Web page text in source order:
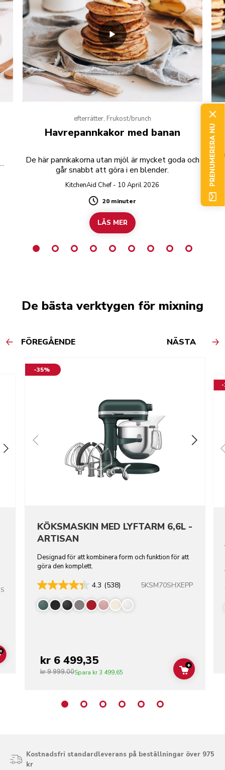
efterrätter, Frukost/brunch
Havrepannkakor med banan
De här pannkakorna utan mjöl är mycket goda och
går snabbt att göra i en blender.
KitchenAid Chef - 10 April 2026
Duration
20 minuter
LÄS MER
De bästa verktygen för mixning
FÖREGÅENDE NÄSTA
ADD TO CART
-35%
KÖKSMASKIN MED LYFTARM 6,6L -
ARTISAN
Designad för att kombinera form och funktion för att
göra den komplett.
4.3 (538) 5KSM70SHXEPP
kr 6 499,35
kr 9 999,00Spara kr 3 499,65 ADD TO
+
-
Kostnadsfri standardleverans på beställningar över 975
kr
PRENUMERERA NU